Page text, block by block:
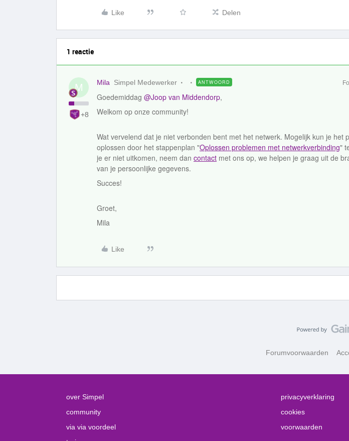
Like Delen
1 reactie
M
+8
Mila Simpel Medewerker ANTWOORD
Goedemiddag @Joop van Middendorp,
Welkom op onze community!
Wat vervelend dat je niet verbonden bent met het netwerk. Mogelijk kun je het
oplossen door het stappenplan "Oplossen problemen met netwerkverbinding"
je er niet uitkomen, neem dan contact met ons op, we helpen je graag uit de
van je persoonlijke gegevens.
Succes!
Groet,
Mila
Like
Forumvoorwaarden
over Simpel
community
via via voordeel
privacyverklaring
cookies
voorwaarden